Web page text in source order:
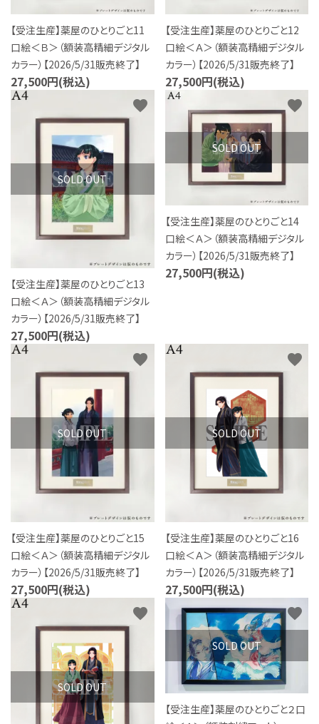
【受注生産】薬屋のひとりごと11
口絵＜Ｂ＞（額装高精細デジタル
カラー）【2026/5/31販売終了】
27,500円(税込)
【受注生産】薬屋のひとりごと12
口絵＜Ａ＞（額装高精細デジタル
カラー）【2026/5/31販売終了】
27,500円(税込)
SOLD OUT
【受注生産】薬屋のひとりごと13
口絵＜Ａ＞（額装高精細デジタル
カラー）【2026/5/31販売終了】
27,500円(税込)
favorite
SOLD OUT
【受注生産】薬屋のひとりごと14
口絵＜Ａ＞（額装高精細デジタル
カラー）【2026/5/31販売終了】
27,500円(税込)
favorite
SOLD OUT
【受注生産】薬屋のひとりごと15
口絵＜Ａ＞（額装高精細デジタル
カラー）【2026/5/31販売終了】
27,500円(税込)
favorite
SOLD OUT
【受注生産】薬屋のひとりごと16
口絵＜Ａ＞（額装高精細デジタル
カラー）【2026/5/31販売終了】
27,500円(税込)
favorite
SOLD OUT
favorite
SOLD OUT
【受注生産】薬屋のひとりごと２口
favorite